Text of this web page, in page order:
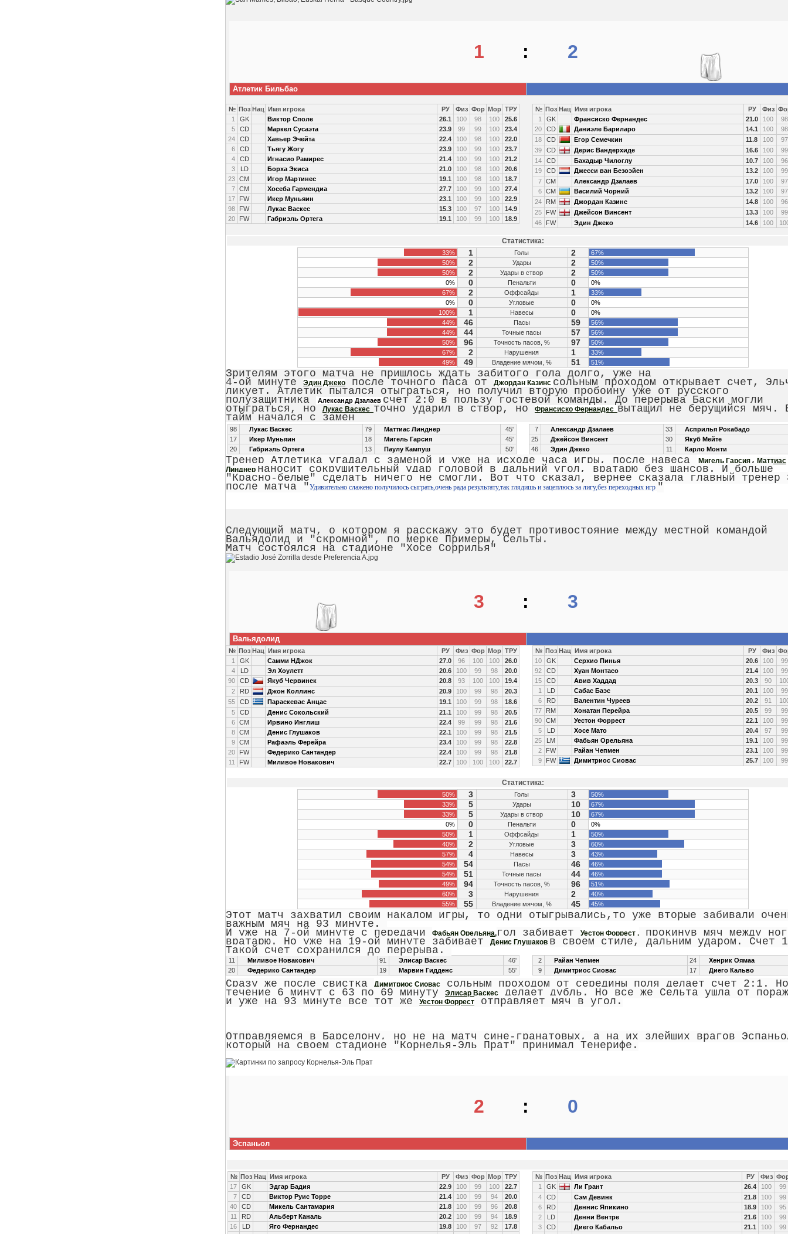
1 : 2
Атлетик Бильбао
№ Поз Нац Имя игрока РУ Физ Фор Мор ТРУ
1
GK Виктор Споле 26.1 100 98 100
25.6
5
CD Маркел Сусаэта 23.9 99 99 100
23.4
24
CD Хавьер Эчейта 22.4 100 98 100
22.0
6
CD Тьягу Жогу 23.9 100 99 100
23.7
4
CD Игнасио Рамирес 21.4 100 99 100
21.2
3
LD Борха Экиса 21.0 100 98 100
20.6
23 CM Игор Мартинес 19.1 100 98 100
18.7
7 CM Хосеба Гармендиа 27.7 100 99 100
27.4
17
FW Икер Муньяин 23.1 100 99 100
22.9
98
FW Лукас Васкес 15.3 100 97 100
14.9
20
FW Габриэль Ортега 19.1 100 99 100 18.9
№ Поз Нац Имя игрока РУ Физ
1
GK Франсиско Фернандес 21.0 100
98
20
CD Даниэле Бариларо 14.1 100
98
18
CD Егор Семечкин 11.8 100
97
39
CD Дерис Вандерхиде 16.6 100
99
14
CD Бахадыр Чилоглу 10.7 100
96
19
CD Джесси ван Безоэйен 13.2 100
99
7 CM Александр Дзалаев 17.0 100
97
6 CM Василий Чорний 13.2 100
97
24
RM Джордан Казинс 14.8 100
96
25
FW Джейсон Винсент 13.3 100
99
46
FW Эдин Джеко 14.6 100
Статистика:
33% 1 Голы 2
67%
50%
2 Удары 2
50%
50%
2 Удары в створ 2
50%
0%
0 Пенальти 0
0%
67%
2 Оффсайды 1
33%
0%
0 Угловые 0
0%
100%
1 Навесы 0
0%
44%
46 Пасы 59
56%
44%
44 Точные пасы 57
56%
50%
96 Точность пасов, % 97
50%
67%
2 Нарушения 1
33%
49%
49 Владение мячом, % 51 51%
Зрителям этого матча не пришлось ждать забитого гола долго, уже на
4-ой минуте Эдин Джеко после точного паса от Джордан Казинс сольным проходом открывает счет,
ликует. Атлетик пытался отыграться, но получил вторую пробоину уже от русского
полузащитника Александр Дзалаев счет 2:0 в пользу гостевой команды. До перерыва Баски могли
отыграться, но Лукас Васкес точно ударил в створ, но Франсиско Фернандес вытащил не берущийся мяч.
тайм начался с замен
98 Лукас Васкес 79 Маттиас Линднер
45'
17
Икер Муньяин 18 Мигель Гарсия
45'
20
Габриэль Ортега 13 Паулу Кампуш 50'
7 Александр Дзалаев 33
Асприлья Рокабадо
25
Джейсон Винсент 30
Якуб Мейте
46
Эдин Джеко 11 Карло Монти
Тренер Атлетика угадал с заменой и уже на исходе часа игры, после навеса Мигель Гарсия , Маттиас
Линднер наносит сокрушительный удар головой в дальний угол, вратарю без шансов. И больше
"Красно-белые" сделать ничего не смогли. Вот что сказал, вернее сказала главный тренер
после матча "Удивительно слажено получилось сыграть,очень рада результату,так глядишь и зацеплюсь за лигу,без переходных игр "
Следующий матч, о котором я расскажу это будет противостояние между местной командой
Вальядолид и "скромной", по мерке Примеры, Сельты.
Матч состоялся на стадионе "Хосе Соррилья"
3 : 3
Вальядолид
№ Поз Нац Имя игрока РУ Физ Фор Мор ТРУ
1
GK Самми НДжок 27.0 96 100 100
26.0
4
LD Эл Хоулетт 20.6 100 99 98
20.0
90
CD Якуб Червинек 20.8 93 100 100
19.4
2
RD Джон Коллинс 20.9 100 99 98
20.3
55
CD Параскевас Анцас 19.1 100 99 98
18.6
5
CD Денис Сокольский 21.1 100 99 98
20.5
6 CM Ирвино Инглиш 22.4 99 99 98
21.6
8 CM Денис Глушаков 22.1 100 99 98
21.5
9 CM Рафаэль Ферейра 23.4 100 99 98
22.8
20
FW Федерико Сантандер 22.4 100 99 98
21.8
11
FW Миливое Новакович 22.7 100 100 100 22.7
№ Поз Нац Имя игрока РУ Физ
10
GK Серхио Пинья 20.6 100
99
92
CD Хуан Монтасо 21.4 100
99
15
CD Авив Хаддад 20.3 90
1
LD Сабас Баэс 20.1 100
99
6
RD Валентин Чуреев 20.2 91
77
RM Хонатан Перейра 20.5 99
99
90 CM Уестон Форрест 22.1 100
99
5
LD Хосе Мато 20.4 97
99
25
LM Фабьян Орельяна 19.1 100
99
2
FW Райан Чепмен 23.1 100
99
9
FW Димитриос Сиовас 25.7 100 99
Статистика:
50% 3 Голы 3
50%
33%
5 Удары 10
67%
33%
5 Удары в створ 10
67%
0%
0 Пенальти 0
0%
50%
1 Оффсайды 1
50%
40%
2 Угловые 3
60%
57%
4 Навесы 3
43%
54%
54 Пасы 46
46%
54%
51 Точные пасы 44
46%
49%
94 Точность пасов, % 96
51%
60%
3 Нарушения 2
40%
55%
55 Владение мячом, % 45 45%
Этот матч захватил своим накалом игры, то одни отыгрывались,то уже вторые забивали
важным мяч на 93 минуте.
И уже на 7-ой минуте с передачи Фабьян Орельяна,гол забивает Уестон Форрест , прокинув мяч между ног
вратарю. Но уже на 19-ой минуте забивает Денис Глушаков в своем стиле, дальним ударом. Счет
Такой счет сохранился до перерыва.
11 Миливое Новакович 91 Элисар Васкес
46'
20
Федерико Сантандер 19 Марвин Гидденс 55'
2 Райан Чепмен 24
Хенрик Оямаа
9
Димитриос Сиовас 17 Диего Кальво
Сразу же после свистка Димитриос Сиовас сольным проходом от середины поля делает счет 2:1.
течение 6 минут с 63 по 69 минуту Элисар Васкес делает дубль. Но все же Сельта ушла от
и уже на 93 минуте все тот же Уестон Форрест отправляет мяч в угол.
Отправляемся в Барселону, но не на матч сине-гранатовых, а на их злейших врагов
который на своем стадионе "Корнелья-Эль Прат" принимал Тенерифе.
2 : 0
Эспаньол
№ Поз Нац Имя игрока РУ Физ Фор Мор ТРУ
17
GK Эдгар Бадия 22.9 100 99 100
22.7
7
CD Виктор Руис Торре 21.4 100 99 94
20.0
40
CD Микель Сантамария 21.8 100 99 96
20.8
11
RD Альберт Каналь 20.2 100 99 94
18.9
16
LD Яго Фернандес 19.8 100 97 92
17.8
№ Поз Нац Имя игрока РУ Физ
1
GK Ли Грант 26.4 100
99
4
CD Сэм Девинк 21.8 100
99
6
RD Деннис Япикино 18.9 100
95
2
LD Денни Вентре 21.6 100
99
3
CD Диего Кабальо 21.1 100
99